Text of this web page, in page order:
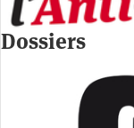
Dossiers